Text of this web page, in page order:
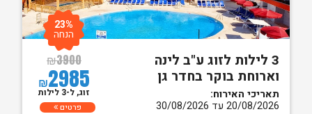
3 לילות לזוג ע"ב לינה
וארוחת בוקר בחדר גן
תאריכי האירוח:
20/08/2026 עד 30/08/2026
₪3900
₪2985
23%
הנחה
זוג, ל-3 לילות
פרטים